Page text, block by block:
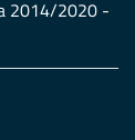
2014/2020 -